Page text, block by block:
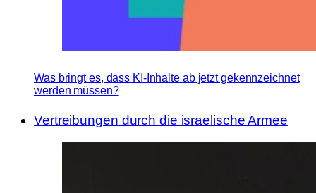
Was bringt es, dass KI-Inhalte ab jetzt gekennzeichnet
werden müssen?
Vertreibungen durch die israelische Armee